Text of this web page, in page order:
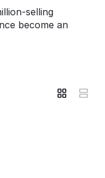
selling
become an